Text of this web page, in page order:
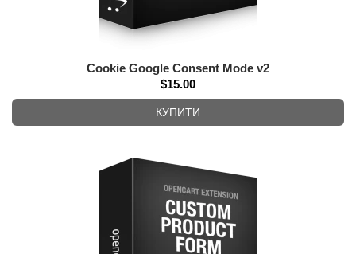
Cookie Google Consent Mode v2
$15.00
КУПИТИ